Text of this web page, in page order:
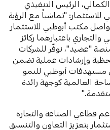
الرئيس التنفيذي
"تماشياً مع الرؤية
مكتب أبوظبي للاستثمار
باعتبارهما ركائز
"عضيد"، نوفّر للشركات
وإرشادات عملية تضمن
مستهدفات أبوظبي للنمو
العالمية كوجهة رائدة
قطاعي الصناعة والتجارة
بتعزيز التعاون والتنسيق